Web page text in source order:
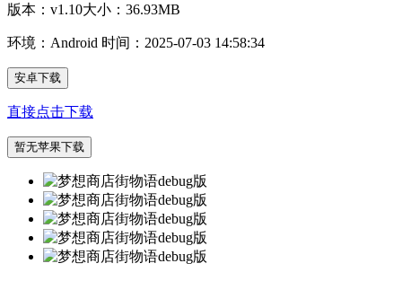
版本：v1.10大小：36.93MB
环境：Android 时间：2025-07-03 14:58:34
安卓下载
直接点击下载
暂无苹果下载